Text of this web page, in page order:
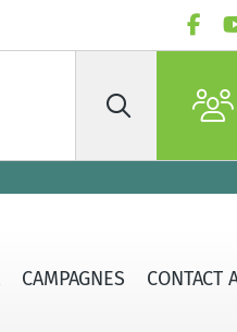
Rechercher
CAMPAGNES CONTACT